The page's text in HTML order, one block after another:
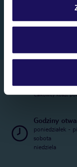
Szczegółowe
Telefoniczne
22 270
Całkowity koszt
Godziny
poniedziałek -
sobota
niedziela